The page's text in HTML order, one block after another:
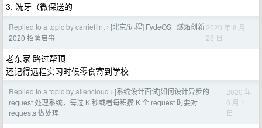
3. 洗牙（微保送的
Replied to a topic by carrieflint › [北京/远程] FydeOS | 燧炻创新
2020 招聘启事
2020 年 8 月
28 日
老东家 路过帮顶
还记得远程实习时候零食寄到学校
Replied to a topic by allencloud › [系统设计面试]如何设计异步的
request 处理系统，每过 K 秒或者每积攒 K 个 request 时要对
requests 做处理
2020 年
6 月 1
日